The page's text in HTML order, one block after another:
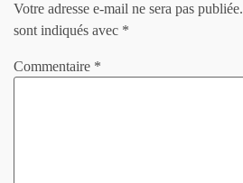
Votre adresse e-mail ne sera pas publiée.
sont indiqués avec *
Commentaire *